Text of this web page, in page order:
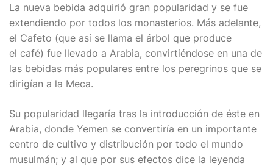
La nueva bebida adquirió gran popularidad y se fue
extendiendo por todos los monasterios. Más adelante,
el Cafeto (que así se llama el árbol que produce
el café) fue llevado a Arabia, convirtiéndose en una de
las bebidas más populares entre los peregrinos que se
dirigían a la Meca.
Su popularidad llegaría tras la introducción de éste en
Arabia, donde Yemen se convertiría en un importante
centro de cultivo y distribución por todo el mundo
musulmán; y al que por sus efectos dice la leyenda